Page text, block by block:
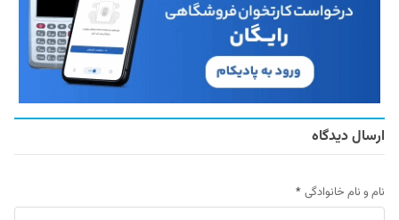
ارسال دیدگاه
نام و نام خانوادگی *